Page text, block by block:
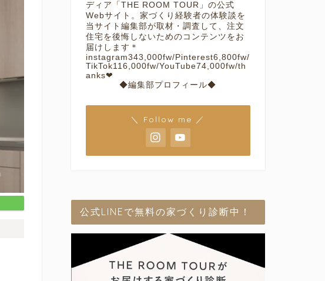
ディア「THE ROOM TOUR」の公式
Webサイト。家づくり経験者の体験談を
当サイト編集部が取材・調査して、注文
住宅を後悔しないためのコンテンツをお
届けします＊
instagram343,000fw/Pinterest6,800fw/
TikTok116,000fw/YouTube74,000fw/th
anks❤︎
◆編集部プロフィール◆
＼ Follow me ／
公式LINEで無料の家づくり診断中！